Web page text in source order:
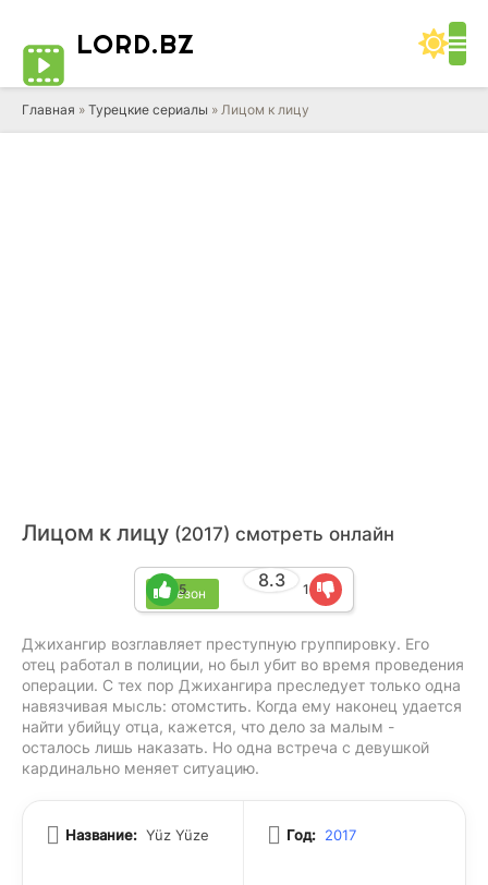
LORD.BZ
Главная » Турецкие сериалы » Лицом к лицу
Лицом к лицу (2017) смотреть онлайн
1 сезон
8.3
5 1
Джихангир возглавляет преступную группировку. Его
отец работал в полиции, но был убит во время проведения
операции. С тех пор Джихангира преследует только одна
навязчивая мысль: отомстить. Когда ему наконец удается
найти убийцу отца, кажется, что дело за малым -
осталось лишь наказать. Но одна встреча с девушкой
кардинально меняет ситуацию.
Название: Yüz Yüze Год: 2017